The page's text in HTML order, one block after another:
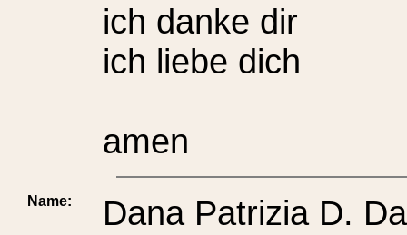
ich danke dir
ich liebe dich
amen
Name: Dana Patrizia D.